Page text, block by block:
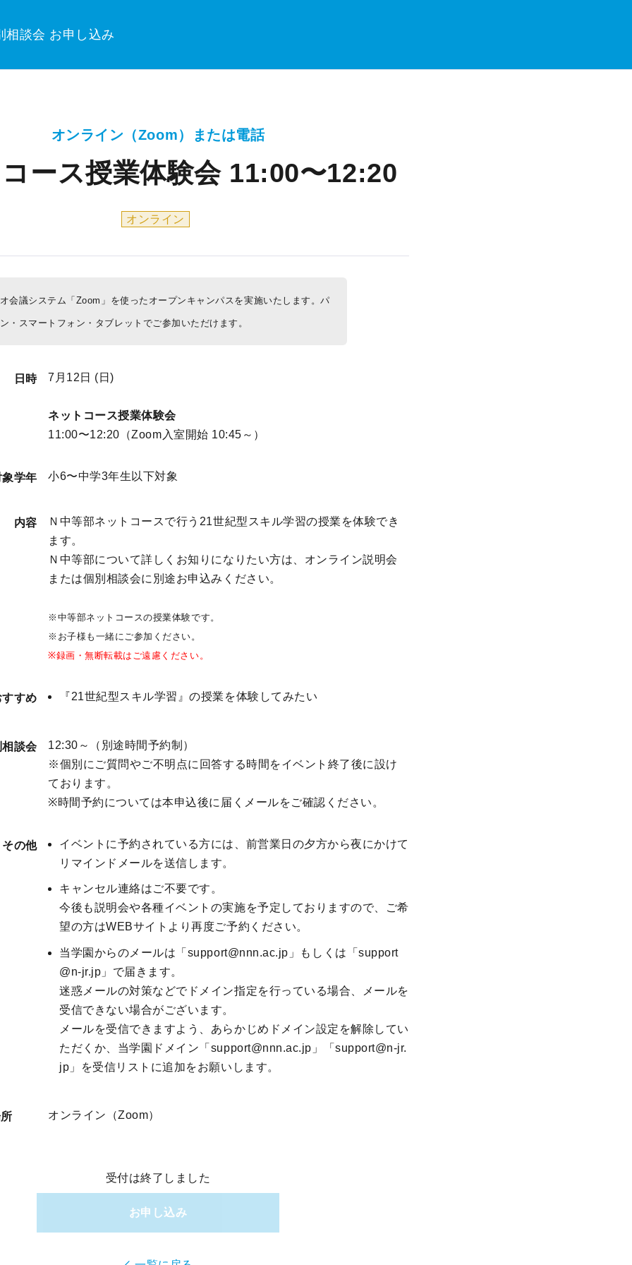
相談会 お申し込み
オンライン（Zoom）または電話
ース授業体験会 11:00〜12:20
オンライン
会議システム「Zoom」を使ったオープンキャンパスを実施いたします。パ
・スマートフォン・タブレットでご参加いただけます。
日時 7月12日 (日)
ネットコース授業体験会
11:00〜12:20（Zoom入室開始 10:45～）
象学年 小6〜中学3年生以下対象
内容
Ｎ中等部ネットコースで行う21世紀型スキル学習の授業を体験でき
ます。
Ｎ中等部について詳しくお知りになりたい方は、オンライン説明会
または個別相談会に別途お申込みください。
※中等部ネットコースの授業体験です。
※お子様も一緒にご参加ください。
※録画・無断転載はご遠慮ください。
すめ 『21世紀型スキル学習』の授業を体験してみたい
相談会
12:30～（別途時間予約制）
※個別にご質問やご不明点に回答する時間をイベント終了後に設け
ております。
※時間予約については本申込後に届くメールをご確認ください。
の他
イベントに予約されている方には、前営業日の夕方から夜にかけて
リマインドメールを送信します。
キャンセル連絡はご不要です。
今後も説明会や各種イベントの実施を予定しておりますので、ご希
望の方はWEBサイトより再度ご予約ください。
当学園からのメールは「support@nnn.ac.jp」もしくは「support
@n-jr.jp」で届きます。
迷惑メールの対策などでドメイン指定を行っている場合、メールを
受信できない場合がございます。
メールを受信できますよう、あらかじめドメイン設定を解除してい
ただくか、当学園ドメイン「support@nnn.ac.jp」「support@n-jr.
jp」を受信リストに追加をお願いします。
オンライン（Zoom）
受付は終了しました
お申し込み